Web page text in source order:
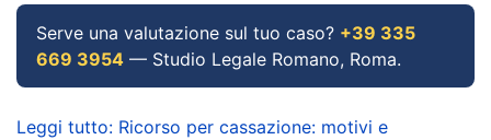
Serve una valutazione sul tuo caso? +39 335
669 3954 — Studio Legale Romano, Roma.
Leggi tutto: Ricorso per cassazione: motivi e